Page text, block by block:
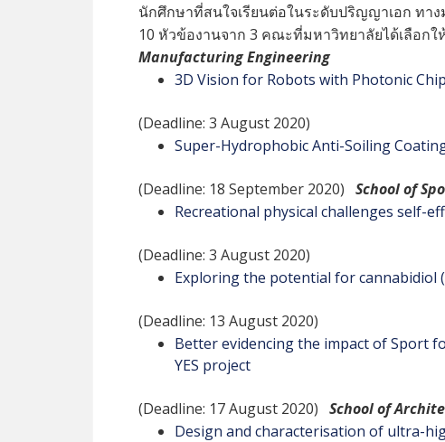
นักศึกษาที่สนใจเรียนต่อในระดับปริญญาเอก ท
10 หัวข้องานจาก 3 คณะที่มหาวิทยาลัยได้เลือกใ
Manufacturing Engineering
3D Vision for Robots with Photonic
(Deadline: 3 August 2020)
Super-Hydrophobic Anti-Soiling
(Deadline: 18 September 2020) School of
Recreational physical challenges self-
(Deadline: 3 August 2020)
Exploring the potential for cannabidiol
(Deadline: 13 August 2020)
Better evidencing the impact of Sport
YES project
(Deadline: 17 August 2020) School of
Design and characterisation of ultra-